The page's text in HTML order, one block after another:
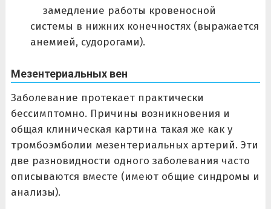
замедление работы кровеносной
системы в нижних конечностях (выражается
анемией, судорогами).
Мезентериальных вен
Заболевание протекает практически
бессимптомно. Причины возникновения и
общая клиническая картина такая же как у
тромбоэмболии мезентериальных артерий. Эти
две разновидности одного заболевания часто
описываются вместе (имеют общие синдромы и
анализы).